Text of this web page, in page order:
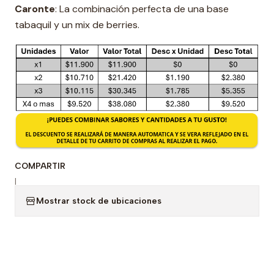
Caronte: La combinación perfecta de una base
tabaquil y un mix de berries.
COMPARTIR
|
Mostrar stock de ubicaciones